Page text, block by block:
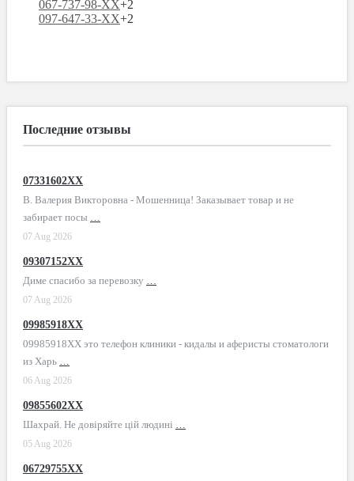
067-737-98-XX+2
097-647-33-XX+2
Последние отзывы
07331602XX
В. Валерия Викторовна - Мошенница! Заказывает товар и не
забирает посы …
07 Aug 2026
09307152XX
Диме спасибо за перевозку …
07 Aug 2026
09985918XX
09985918XX это телефон клиники - кидалы и аферисты стоматологи
из Харь …
06 Aug 2026
09855602XX
Шахрай. Не довіряйте цій людині …
05 Aug 2026
06729755XX